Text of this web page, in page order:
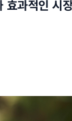
과적인 시